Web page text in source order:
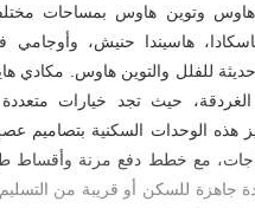
هاوس وتوين هاوس بمساحات
هاسيندا حنيش، وأوجامي
للفلل والتوين هاوس. مكادي
حيث تجد خيارات
هذه الوحدات السكنية بتصاميم
مع خطط دفع مرنة وأقساط